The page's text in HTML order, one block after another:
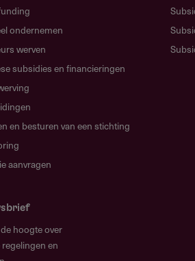
een voor
ondernemen
werven
subsidies en financieringen
en besturen van een stichting
aanvragen
hoogte over
en